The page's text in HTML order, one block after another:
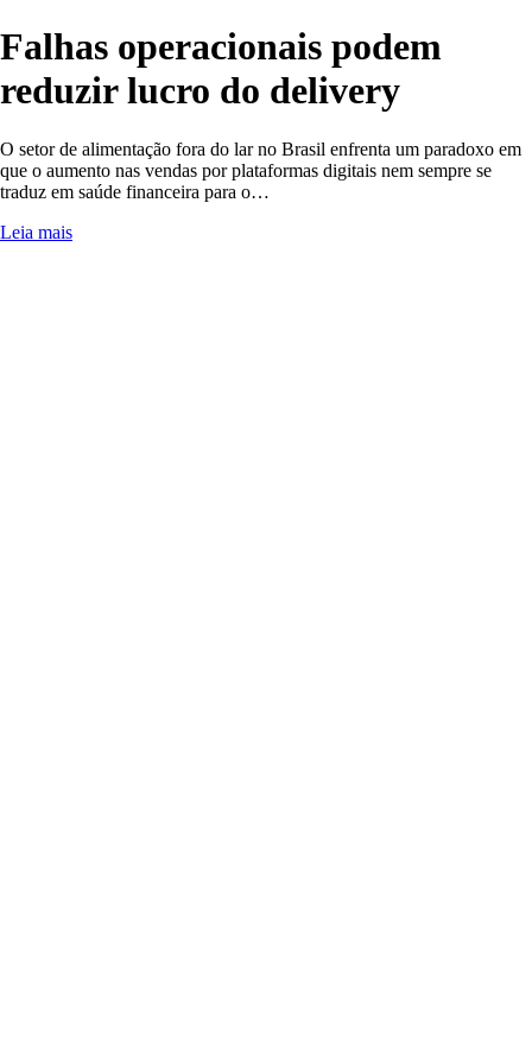
Falhas operacionais podem
reduzir lucro do delivery
O setor de alimentação fora do lar no Brasil enfrenta um paradoxo em
que o aumento nas vendas por plataformas digitais nem sempre se
traduz em saúde financeira para o…
Leia mais